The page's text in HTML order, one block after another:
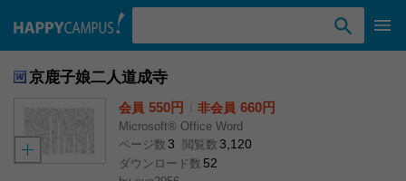
京鹿子娘二人道成寺
会員 550円 非会員 660円
Microsoft® Office Word
ページ数 3 閲覧数 3,120
ダウンロード数 52